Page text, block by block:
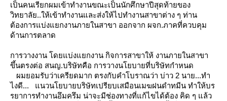
เป็นคนเรียกผมเข้าทำงานขณะเป็นนักศึกษาปีสุดท้ายของ
วิทยาลัย..ให้เข้าทำงานและส่งให้ไปทำงานสาขาต่าง ๆ ท่าน
ต้องการแบ่งแยกงานภายในสาขา ออกจาก ผจก.ภาคที่ควบคุม
ด้านการตลาด
การวางงาน โดยแบ่งแยกงาน กิจการสาขาให้ งานภายในสาขา
ขึ้นตรงต่อ สนญ.บริษัทคือ การวางนโยบายที่บริษัทกำหนด
ผมยอมรับว่าเครียดมาก ตรงกับคำโบราณว่า บ่าว 2 นาย...ทำ
ไงดี...
นวนโยบายบริษัทเปรียบเสมือนเมฆฝนดำทมีน ทำให้บร
รยาการทำงานอึมครึม น่าจะมีช่องทางที่แก้ไขได้ต้อง คิด ๆ แล้ว